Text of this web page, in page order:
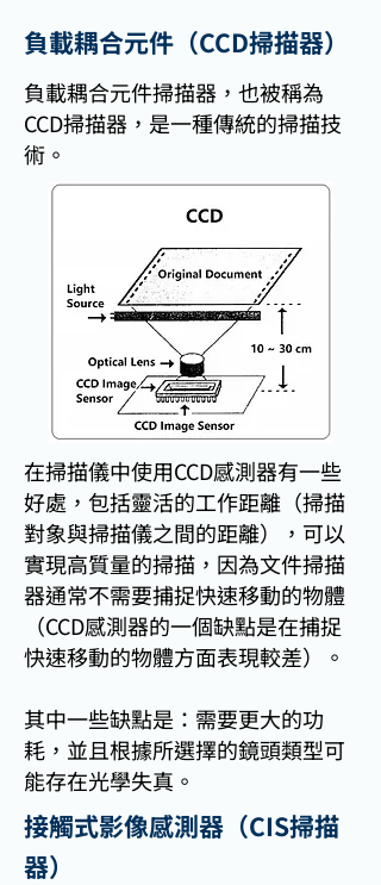
負載耦合元件（CCD掃描器）
負載耦合元件掃描器，也被稱為
CCD掃描器，是一種傳統的掃描技
術。
在掃描儀中使用CCD感測器有一些
好處，包括靈活的工作距離（掃描
對象與掃描儀之間的距離），可以
實現高質量的掃描，因為文件掃描
器通常不需要捕捉快速移動的物體
（CCD感測器的一個缺點是在捕捉
快速移動的物體方面表現較差）。
其中一些缺點是：需要更大的功
耗，並且根據所選擇的鏡頭類型可
能存在光學失真。
接觸式影像感測器（CIS掃描
器）